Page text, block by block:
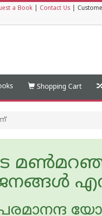
a Book Contact Us
Shopping Cart
പരമാനന്ദ